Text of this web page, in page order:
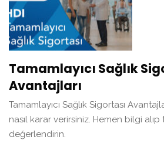
Tamamlayıcı Sağlık
Avantajları
Tamamlayıcı Sağlık Sigortası
nasıl karar verirsiniz. Hemen bilgi alıp
değerlendirin.